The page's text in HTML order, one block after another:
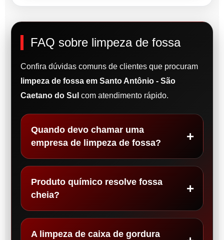
FAQ sobre limpeza de fossa
Confira dúvidas comuns de clientes que procuram
limpeza de fossa em Santo Antônio - São
Caetano do Sul com atendimento rápido.
Quando devo chamar uma
empresa de limpeza de fossa?
Produto químico resolve fossa
cheia?
A limpeza de caixa de gordura